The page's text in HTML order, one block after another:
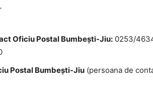
Oficiu Postal Bumbeşti-Jiu: 0253/
Postal Bumbeşti-Jiu (persoana de